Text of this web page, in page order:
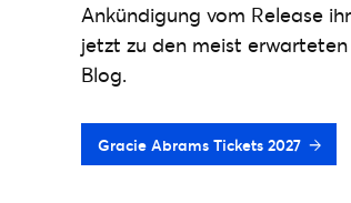
Ankündigung vom Release
jetzt zu den meist
Blog.
Gracie Abrams Tickets 2027